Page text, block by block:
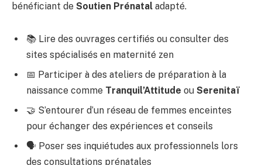
bénéficiant de Soutien Prénatal adapté.
📚 Lire des ouvrages certifiés ou consulter des
sites spécialisés en maternité zen
📅 Participer à des ateliers de préparation à la
naissance comme Tranquil’Attitude ou Serenitaï
🤝 S’entourer d’un réseau de femmes enceintes
pour échanger des expériences et conseils
🗣 Poser ses inquiétudes aux professionnels lors
des consultations prénatales